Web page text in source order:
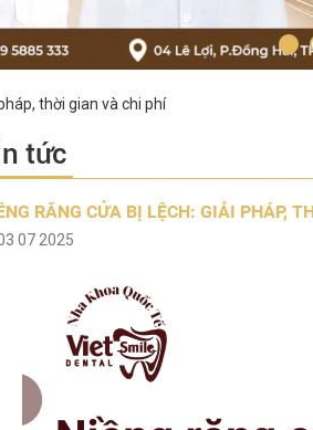
thời gian và chi phí
tức
RĂNG CỬA BỊ LỆCH: GIẢI PHÁP,
07 2025